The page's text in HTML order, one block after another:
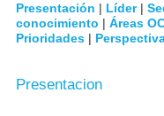
Presentación | Líder|
conocimiento | Áreas
Prioridades |
Presentacion